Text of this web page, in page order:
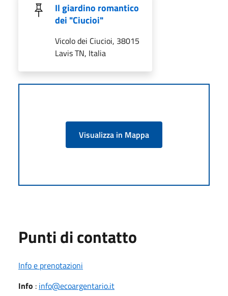
Il giardino romantico
dei "Ciucioi"
Vicolo dei Ciucioi, 38015
Lavis TN, Italia
Visualizza in Mappa
Punti di contatto
Info e prenotazioni
Info : info@ecoargentario.it